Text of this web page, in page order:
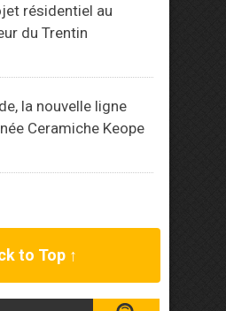
résidentiel au
du Trentin
la nouvelle ligne
Ceramiche Keope
to Top ↑